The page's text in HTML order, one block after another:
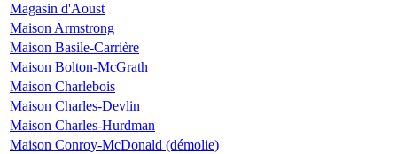
Magasin d'Aoust
Maison Armstrong
Maison Basile-Carrière
Maison Bolton-McGrath
Maison Charlebois
Maison Charles-Devlin
Maison Charles-Hurdman
Maison Conroy-McDonald (démolie)